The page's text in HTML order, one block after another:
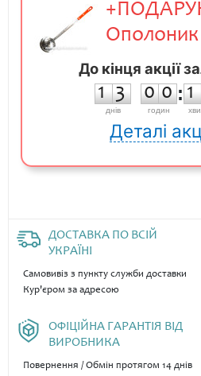
Ополоник
До кінця акції
1
1
3
3
днiв
0
0
0
0
годин
:
1
1
Деталі
ДОСТАВКА ПО ВСІЙ
УКРАЇНІ
Самовивіз з пункту служби доставки
Кур'єром за адресою
ОФІЦІЙНА ГАРАНТІЯ ВІД
ВИРОБНИКА
Повернення / Обмін протягом 14 днів